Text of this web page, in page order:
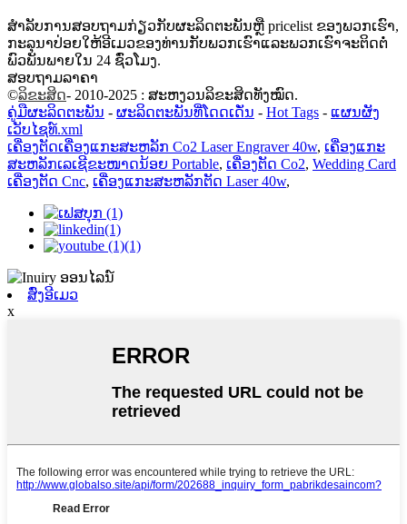
ສໍາ​ລັບ​ການ​ສອບ​ຖາມ​ກ່ຽວ​ກັບ​ຜະ​ລິດ​ຕະ​ພັນ​ຫຼື pricelist ຂອງ​ພວກ​ເຮົາ​,
ກະ​ລຸ​ນາ​ປ່ອຍ​ໃຫ້​ອີ​ເມວ​ຂອງ​ທ່ານ​ກັບ​ພວກ​ເຮົາ​ແລະ​ພວກ​ເຮົາ​ຈະ​ຕິດ​ຕໍ່​
ພົວ​ພັນ​ພາຍ​ໃນ 24 ຊົ່ວ​ໂມງ​.
ສອບຖາມລາຄາ
©ລິຂະສິດ- 2010-2025 : ສະຫງວນລິຂະສິດທັງໝົດ.
ຄູ່ມືຜະລິດຕະພັນ - ຜະລິດຕະພັນທີ່ໂດດເດັ່ນ - Hot Tags - ແຜນຜັງ
ເວັບໄຊທ໌.xml
ເຄື່ອງຕັດເຄື່ອງແກະສະຫລັກ Co2 Laser Engraver 40w, ເຄື່ອງແກະ
ສະຫລັກເລເຊີຂະໜາດນ້ອຍ Portable, ເຄື່ອງຕັດ Co2, Wedding Card
ເຄື່ອງຕັດ Cnc, ເຄື່ອງແກະສະຫລັກຕັດ Laser 40w,
ສົ່ງອີເມວ
x